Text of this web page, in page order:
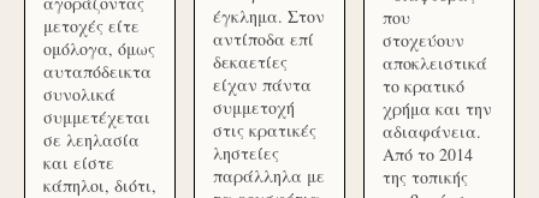
μετοχές είτε
ομόλογα, όμως
αυταπόδεικτα
συνολικά
συμμετέχεται
σε λεηλασία
και είστε
κάπηλοι, διότι,
έγκλημα. Στον
αντίποδα επί
δεκαετίες
είχαν πάντα
συμμετοχή
στις κρατικές
ληστείες
παράλληλα με
που
στοχεύουν
αποκλειστικά
το κρατικό
χρήμα και την
αδιαφάνεια.
Από το 2014
της τοπικής